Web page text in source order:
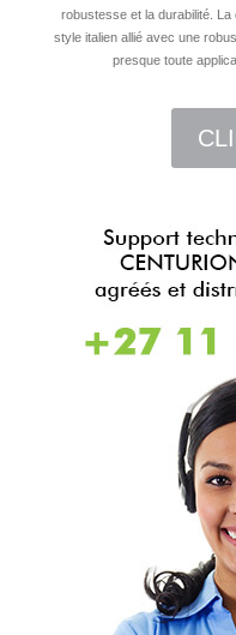
robustesse et la durabilité.
style italien allié avec une
presque toute